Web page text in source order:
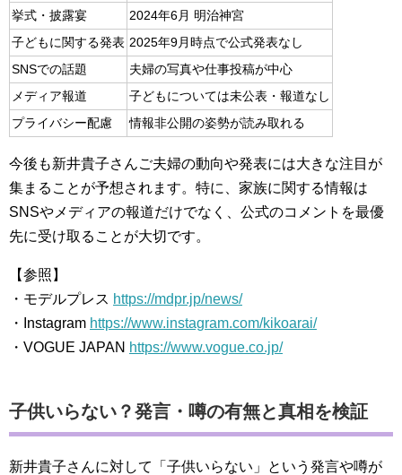
挙式・披露宴
2024年6月 明治神宮
子どもに関する発表 2025年9月時点で公式発表なし
SNSでの話題
夫婦の写真や仕事投稿が中心
メディア報道
子どもについては未公表・報道なし
プライバシー配慮
情報非公開の姿勢が読み取れる
今後も新井貴子さんご夫婦の動向や発表には大きな注目が
集まることが予想されます。特に、家族に関する情報は
SNSやメディアの報道だけでなく、公式のコメントを最優
先に受け取ることが大切です。
【参照】
・モデルプレス https://mdpr.jp/news/
・Instagram https://www.instagram.com/kikoarai/
・VOGUE JAPAN https://www.vogue.co.jp/
子供いらない？発言・噂の有無と真相を検証
新井貴子さんに対して「子供いらない」という発言や噂が